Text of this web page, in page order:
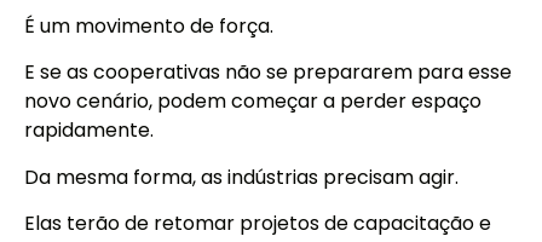
É um movimento de força.
E se as cooperativas não se prepararem para esse
novo cenário, podem começar a perder espaço
rapidamente.
Da mesma forma, as indústrias precisam agir.
Elas terão de retomar projetos de capacitação e